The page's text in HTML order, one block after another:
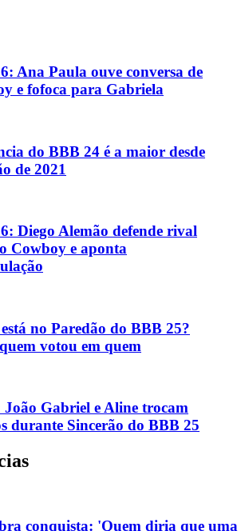
Ana Paula ouve conversa de
e fofoca para Gabriela
do BBB 24 é a maior desde
de 2021
Diego Alemão defende rival
Cowboy e aponta
no Paredão do BBB 25?
votou em quem
João Gabriel e Aline trocam
durante Sincerão do BBB 25
conquista: 'Quem diria que uma